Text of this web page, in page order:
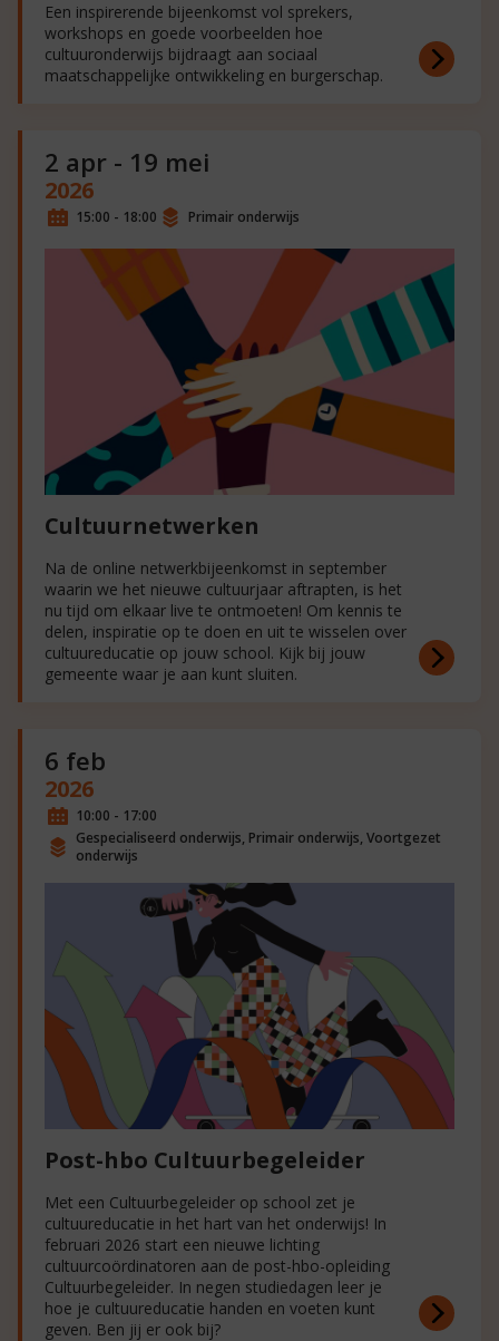
Een inspirerende bijeenkomst vol sprekers,
workshops en goede voorbeelden hoe
cultuuronderwijs bijdraagt aan sociaal
maatschappelijke ontwikkeling en burgerschap.
2 apr - 19 mei
2026
15:00 - 18:00 Primair onderwijs
Cultuurnetwerken
Na de online netwerkbijeenkomst in september
waarin we het nieuwe cultuurjaar aftrapten, is het
nu tijd om elkaar live te ontmoeten! Om kennis te
delen, inspiratie op te doen en uit te wisselen over
cultuureducatie op jouw school. Kijk bij jouw
gemeente waar je aan kunt sluiten.
6 feb
2026
10:00 - 17:00
Gespecialiseerd onderwijs, Primair onderwijs, Voortgezet
onderwijs
Post-hbo Cultuurbegeleider
Met een Cultuurbegeleider op school zet je
cultuureducatie in het hart van het onderwijs! In
februari 2026 start een nieuwe lichting
cultuurcoördinatoren aan de post-hbo-opleiding
Cultuurbegeleider. In negen studiedagen leer je
hoe je cultuureducatie handen en voeten kunt
geven. Ben jij er ook bij?